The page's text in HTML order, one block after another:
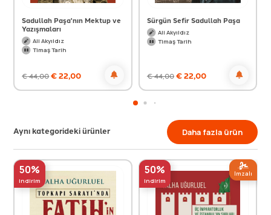
Sadullah Paşa'nın Mektup ve
Yazışmaları
Ali Akyıldız
Timaş Tarih
€44,00€22,00
Sürgün Sefir Sadullah Paşa
Ali Akyıldız
Timaş Tarih
€44,00€22,00
Aynı kategorideki ürünler Daha fazla ürün
50%
indirim
50%
indirim
Imzalı